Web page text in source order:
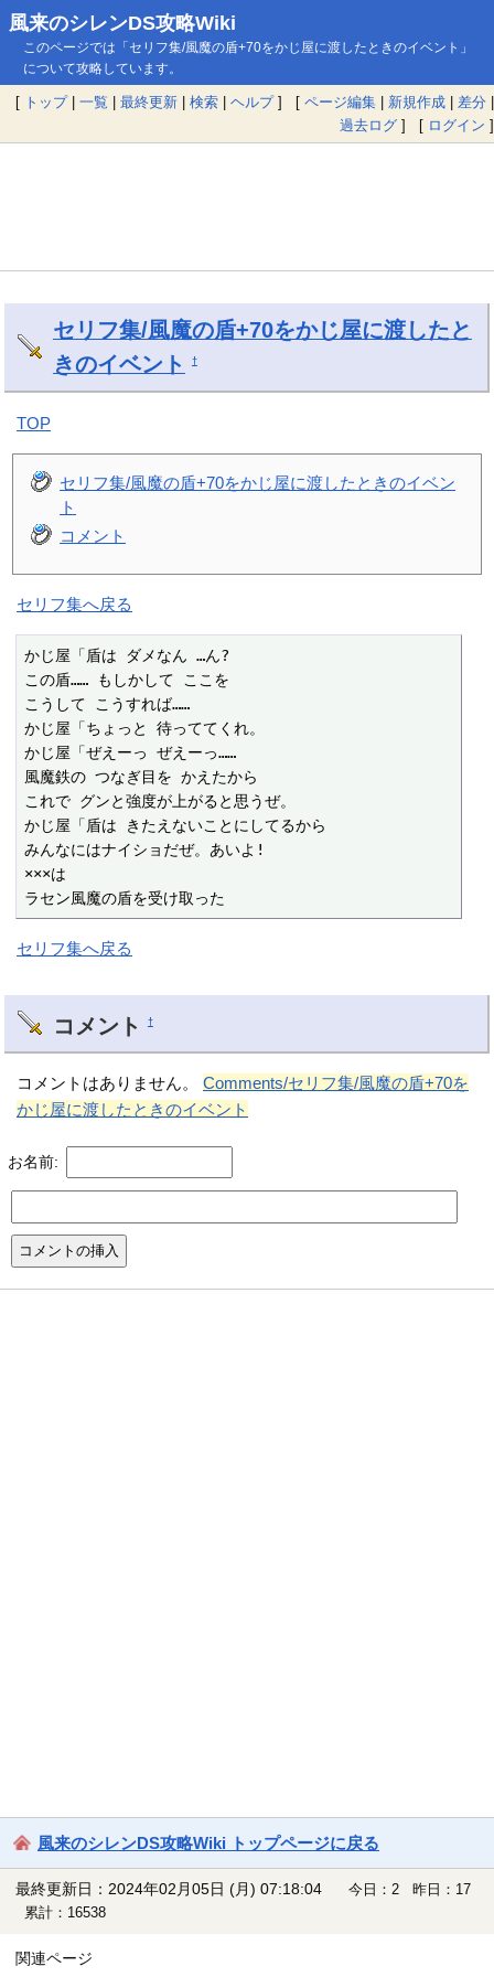
風来のシレンDS攻略Wiki
このページでは「セリフ集/風魔の盾+70をかじ屋に渡したときのイベント」
について攻略しています。
[ トップ| 一覧 | 最終更新 | 検索 | ヘルプ] [ ページ編集 | 新規作成 | 差分 |
過去ログ ] [ ログイン ]
セリフ集/風魔の盾+70をかじ屋に渡したと
きのイベント
†
TOP
セリフ集/風魔の盾+70をかじ屋に渡したときのイベン
ト
コメント
セリフ集へ戻る
かじ屋「盾は ダメなん …ん?
この盾…… もしかして ここを
こうして こうすれば……
かじ屋「ちょっと 待っててくれ。
かじ屋「ぜえーっ ぜえーっ……
風魔鉄の つなぎ目を かえたから
これで グンと強度が上がると思うぜ。
かじ屋「盾は きたえないことにしてるから
みんなにはナイショだぜ。あいよ!
×××は
ラセン風魔の盾を受け取った
セリフ集へ戻る
コメント †
コメントはありません。Comments/セリフ集/風魔の盾+70を
かじ屋に渡したときのイベント
お名前:
風来のシレンDS攻略Wiki トップページに戻る
最終更新日：2024年02月05日 (月) 07:18:04
今日：2 昨日：17
累計：16538
関連ページ